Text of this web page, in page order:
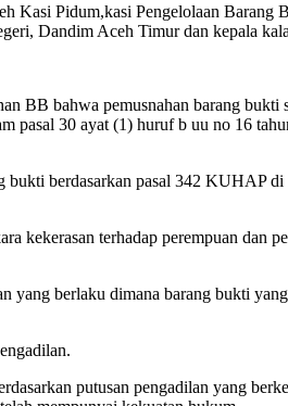
Pidum,kasi Pengelolaan Barang
Dandim Aceh Timur dan kepala
BB bahwa pemusnahan barang bukti
pasal 30 ayat (1) huruf b uu no 16
berdasarkan pasal 342 KUHAP
kekerasan terhadap perempuan dan
yang berlaku dimana barang bukti
putusan pengadilan yang